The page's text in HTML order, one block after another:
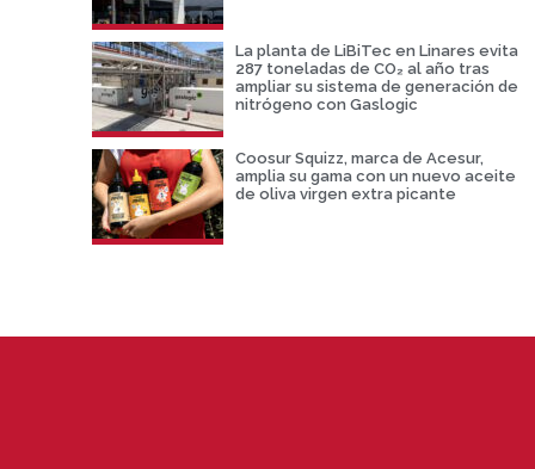
La planta de LiBiTec en Linares evita
287 toneladas de CO₂ al año tras
ampliar su sistema de generación de
nitrógeno con Gaslogic
Coosur Squizz, marca de Acesur,
amplia su gama con un nuevo aceite
de oliva virgen extra picante